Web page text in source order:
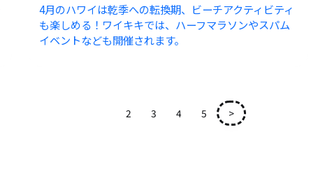
4月のハワイは乾季への転換期、ビーチアクティビティ
も楽しめる！ワイキキでは、ハーフマラソンやスパム
イベントなども開催されます。
2 3 4 5 >